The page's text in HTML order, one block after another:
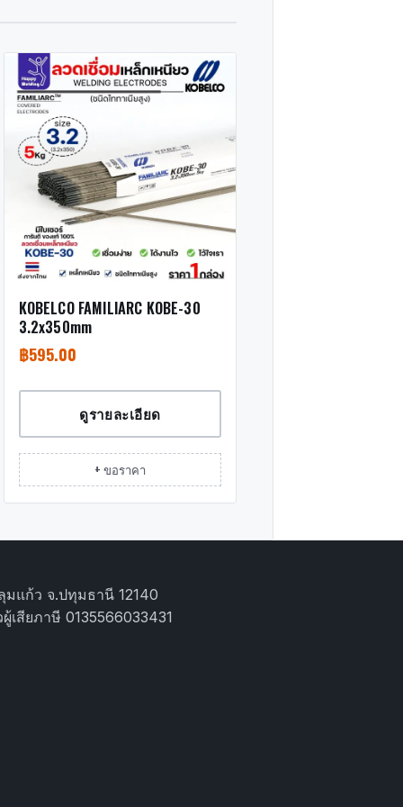
KOBELCO FAMILIARC KOBE-30
3.2x350mm
฿595.00
ดูรายละเอียด
+ ขอราคา
แก้ว จ.ปทุมธานี 12140
เสียภาษี 0135566033431